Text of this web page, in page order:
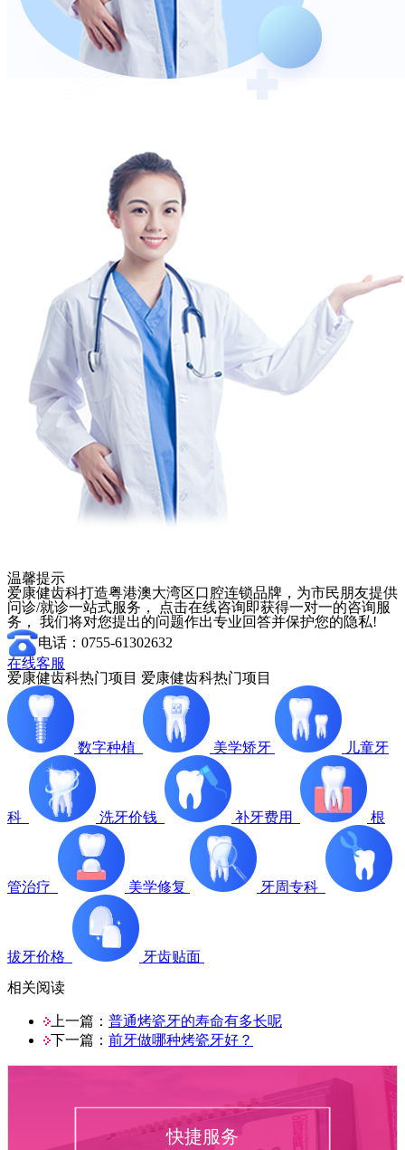
温馨提示
爱康健齿科打造粤港澳大湾区口腔连锁品牌，为市民朋友提供
问诊/就诊一站式服务， 点击在线咨询即获得一对一的咨询服
务， 我们将对您提出的问题作出专业回答并保护您的隐私!
电话：0755-61302632
在线客服
爱康健齿科热门项目 爱康健齿科热门项目
数字种植 美学矫牙 儿童牙
科 洗牙价钱 补牙费用 根
管治疗 美学修复 牙周专科
拔牙价格
牙齿贴面
相关阅读
上一篇： 普通烤瓷牙的寿命有多长呢
下一篇： 前牙做哪种烤瓷牙好？
快捷服务